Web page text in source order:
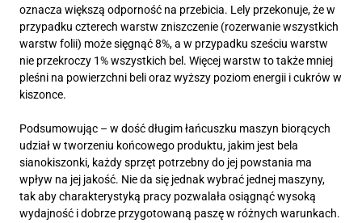
oznacza większą odporność na przebicia. Lely przekonuje, że w
przypadku czterech warstw zniszczenie (rozerwanie wszystkich
warstw folii) może sięgnąć 8%, a w przypadku sześciu warstw
nie przekroczy 1% wszystkich bel. Więcej warstw to także mniej
pleśni na powierzchni beli oraz wyższy poziom energii i cukrów w
kiszonce.
Podsumowując – w dość długim łańcuszku maszyn biorących
udział w tworzeniu końcowego produktu, jakim jest bela
sianokiszonki, każdy sprzęt potrzebny do jej powstania ma
wpływ na jej jakość. Nie da się jednak wybrać jednej maszyny,
tak aby charakterystyką pracy pozwalała osiągnąć wysoką
wydajność i dobrze przygotowaną paszę w różnych warunkach.